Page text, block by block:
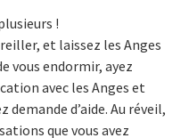
!
et laissez les Anges
vous endormir, ayez
avec les Anges et
d’aide. Au réveil,
que vous avez